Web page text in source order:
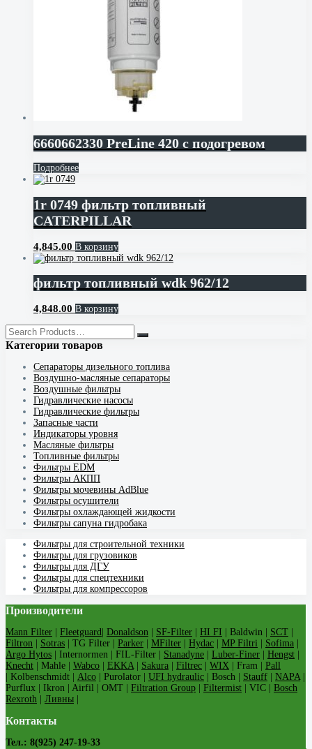
6660662330 PreLine 420 c подогревом
Подробнее
1r 0749 фильтр топливный
CATERPILLAR
4,845.00 В корзину
фильтр топливный wdk 962/12
4,848.00 В корзину
Категории товаров
Cепараторы дизельного топлива
Воздушно-масляные сепараторы
Воздушные фильтры
Гидравлические насосы
Гидравлические фильтры
Запасные части
Индикаторы уровня
Масляные фильтры
Топливные фильтры
Фильтры EDM
Фильтры АКПП
Фильтры мочевины AdBlue
Фильтры осушители
Фильтры охлаждающей жидкости
Фильтры сапуна гидробака
Фильтры для строительной техники
Фильтры для грузовиков
Фильтры для ДГУ
Фильтры для спецтехники
Фильтры для компрессоров
Производители
Mann Filter Fleetguard Donaldson SF-Filter HI FI | Baldwin | SCT
Filtron
Sotras | TG Filter | Parker MFilter Hydac MP Filtri Sofima
Argo Hytos | Internormen | FIL-Filter | Stanadyne Luber-Finer Hengst
Knecht | Mahle | Wabco EKKA Sakura Filtrec WIX | Fram | Pall
| Kolbenschmidt | Alco | Purolator | UFI hydraulic | Bosch | Stauff NAPA
Purflux | Ikron | Airfil | OMT | Filtration Group Filtermist | VIC | Bosch
Rexroth
Ливны
Контакты
Тел.: 8(925) 247-19-33